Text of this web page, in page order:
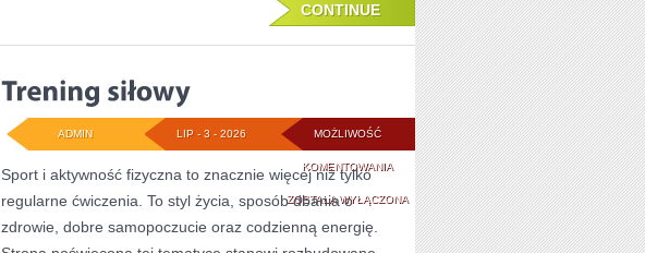
CONTINUE
MOŻLIWOŚĆ
KOMENTOWANIATRENING
SIŁOWY
ZOSTAŁA WYŁĄCZONA
LIP - 3 - 2026
ADMIN
Sport i aktywność fizyczna to znacznie więcej niż tylko
regularne ćwiczenia. To styl życia, sposób dbania o
zdrowie, dobre samopoczucie oraz codzienną energię.